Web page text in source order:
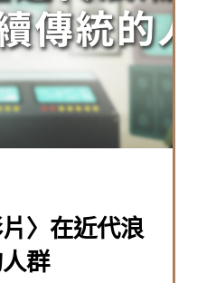
片〉在近代浪
群